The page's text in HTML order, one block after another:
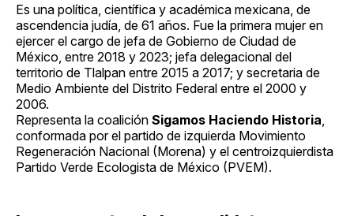
Es una política, científica y académica mexicana, de
ascendencia judía, de 61 años. Fue la primera mujer en
ejercer el cargo de jefa de Gobierno de Ciudad de
México, entre 2018 y 2023; jefa delegacional del
territorio de Tlalpan entre 2015 a 2017; y secretaria de
Medio Ambiente del Distrito Federal entre el 2000 y
2006.
Representa la coalición Sigamos Haciendo Historia
conformada por el partido de izquierda Movimiento
Regeneración Nacional (Morena) y el centroizquierdista
Partido Verde Ecologista de México (PVEM).